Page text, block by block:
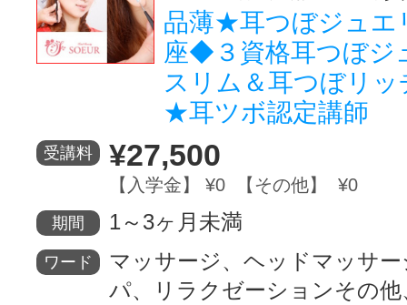
品薄★耳つぼジュエ
座◆３資格耳つぼジ
スリム＆耳つぼリッ
★耳ツボ認定講師
受講料 ¥27,500
【入学金】 ¥0 【その他】 ¥0
期間 1～3ヶ月未満
ワード
マッサージ、ヘッドマッサ
パ、リラクゼーションその他